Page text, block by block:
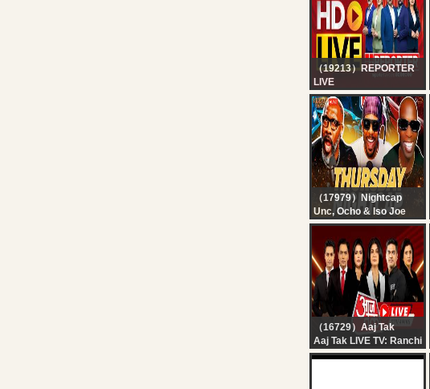
Live Updates | Stock
Market News
（19213）REPORTER
LIVE
24x7 Reporter Live TV |
Kerala Rain Alert Live |
HD Streaming | Latest
Malayalam News |
Reporter
（17979）Nightcap
Unc, Ocho & Iso Joe
react to Panthers-
Cardinals, Gibbs gets
PAID, Cam a HOFer? |
Nightcap
（16729）Aaj Tak
Aaj Tak LIVE TV: Ranchi
Student Protest |